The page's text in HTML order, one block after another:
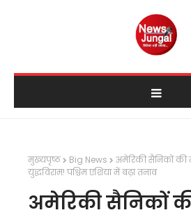
मुख्यपृष्ठ Big News
अमेरिकी सैनिकों की
युद्धविराम! पश्चिम एशिया में बढ़ा तनाव
अमेरिकी सैनिकों